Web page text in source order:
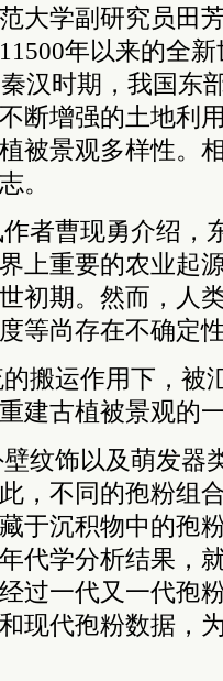
大学副研究员田
年以来的全
汉时期，我国东
断增强的土地利
被景观多样性。
。
者曹现勇介绍，
上重要的农业起
初期。然而，人
等尚存在不确定
搬运作用下，被
建古植被景观的
纹饰以及萌发器
，不同的孢粉组
于沉积物中的孢
代学分析结果，
过一代又一代孢
现代孢粉数据，